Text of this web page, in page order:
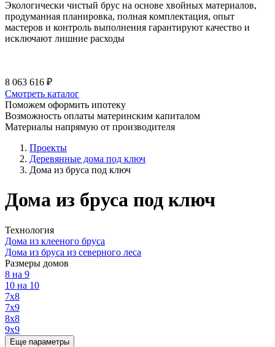
Экологически чистый брус на основе хвойных материалов,
продуманная планировка, полная комплектация, опыт
мастеров и контроль выполнения гарантируют качество и
исключают лишние расходы
8 063 616 ₽
Смотреть каталог
Поможем оформить ипотеку
Возможность оплаты материнским капиталом
Материалы напрямую от производителя
Проекты
Деревянные дома под ключ
Дома из бруса под ключ
Дома из бруса под ключ
Технология
Дома из клееного бруса
Дома из бруса из северного леса
Размеры домов
8 на 9
10 на 10
7х8
7х9
8x8
9x9
Еще параметры